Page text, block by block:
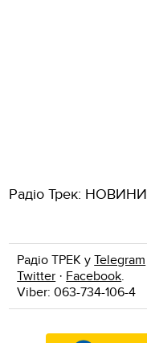
Радіо Трек: НОВИНИ
Радіо ТРЕК уTelegram
Twitter · Facebook.
Viber: 063-734-106-4